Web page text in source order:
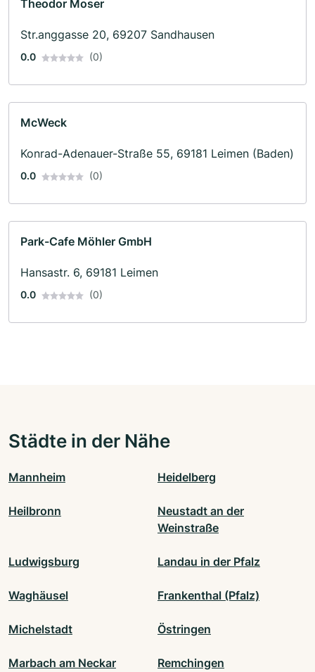
Theodor Moser
Str.anggasse 20, 69207 Sandhausen
0.0 (0)
McWeck
Konrad-Adenauer-Straße 55, 69181 Leimen (Baden)
0.0 (0)
Park-Cafe Möhler GmbH
Hansastr. 6, 69181 Leimen
0.0 (0)
Städte in der Nähe
Mannheim Heidelberg
Heilbronn
Neustadt an der
Weinstraße
Ludwigsburg Landau in der Pfalz
Waghäusel Frankenthal (Pfalz)
Michelstadt Östringen
Marbach am Neckar Remchingen